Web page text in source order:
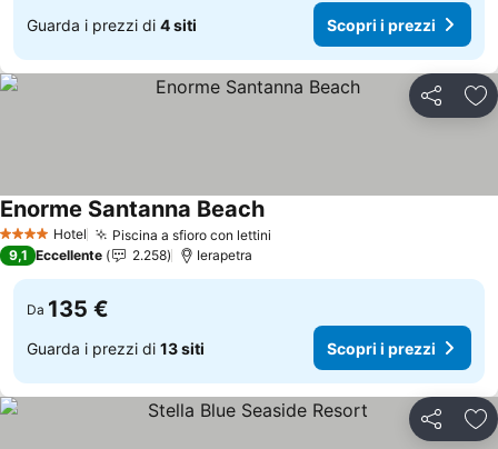
Guarda i prezzi di 4 siti Scopri i prezzi
Condividi
4 Stelle Hotel Piscina a sfioro con lettini
Enorme Santanna Beach
9,1 Eccellente 2.258 Ierapetra
Da 135 €
Guarda i prezzi di 13 siti Scopri i prezzi
Condividi